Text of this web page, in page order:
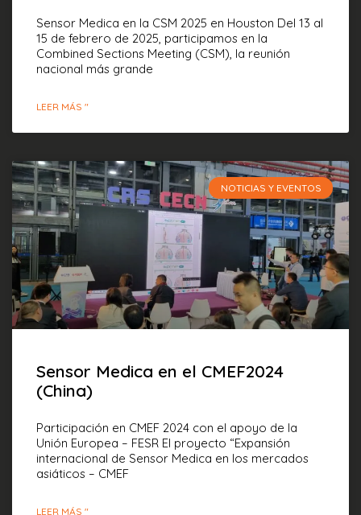
Sensor Medica en la CSM 2025 en Houston Del 13 al
15 de febrero de 2025, participamos en la
Combined Sections Meeting (CSM), la reunión
nacional más grande
LEER MÁS "
NOTICIAS Y EVENTOS
Sensor Medica en el CMEF2024
(China)
Participación en CMEF 2024 con el apoyo de la
Unión Europea – FESR El proyecto “Expansión
internacional de Sensor Medica en los mercados
asiáticos – CMEF
LEER MÁS "